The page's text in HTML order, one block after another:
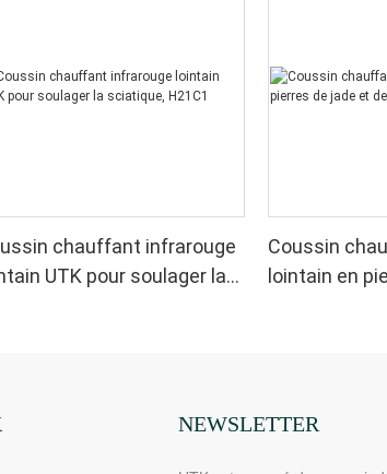
chauffant infrarouge
UTK pour soulager la
Coussin
lointain en
NEWSLETTER